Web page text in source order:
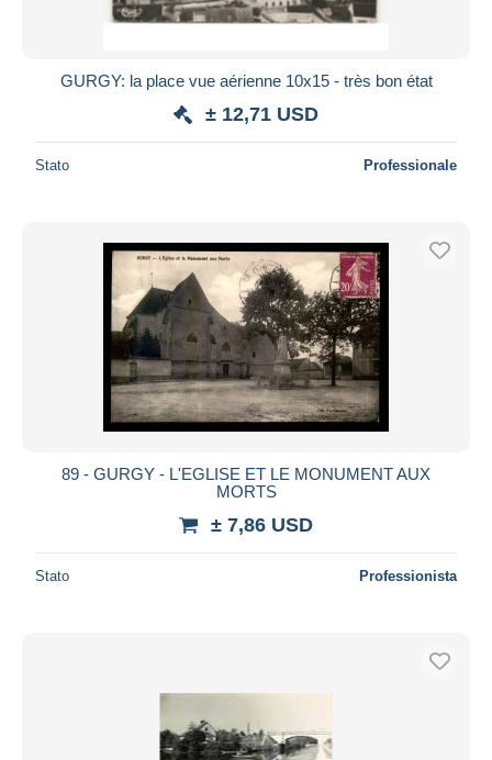
GURGY: la place vue aérienne 10x15 - très bon état
± 12,71 USD
Stato Professionale
89 - GURGY - L'EGLISE ET LE MONUMENT AUX
MORTS
± 7,86 USD
Stato Professionista